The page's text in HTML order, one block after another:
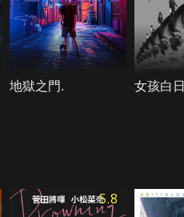
地獄之門. 女孩白
5.8